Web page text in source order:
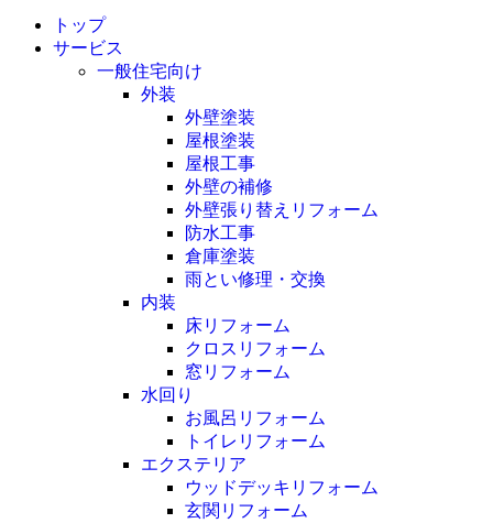
トップ
サービス
一般住宅向け
外装
外壁塗装
屋根塗装
屋根工事
外壁の補修
外壁張り替えリフォーム
防水工事
倉庫塗装
雨とい修理・交換
内装
床リフォーム
クロスリフォーム
窓リフォーム
水回り
お風呂リフォーム
トイレリフォーム
エクステリア
ウッドデッキリフォーム
玄関リフォーム